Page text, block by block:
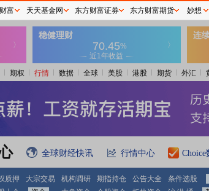
期权 行情 数据 全球 美股 港股 期货 外汇
全球财经快讯 行情中心 Choice
质押 大宗交易 机构调研 期指持仓 公告大全 条件选股
富 天天基金网 东方财富证券 东方财富期货 妙想